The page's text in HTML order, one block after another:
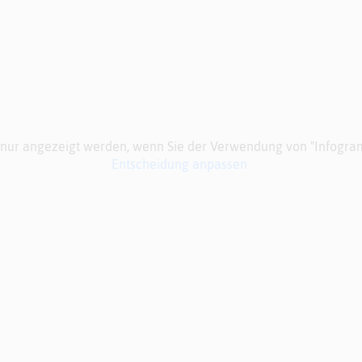
angezeigt werden, wenn Sie der Verwendung von
Entscheidung anpassen